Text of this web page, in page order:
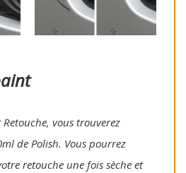
vous trouverez
de Polish. Vous pourrez
retouche une fois sèche et